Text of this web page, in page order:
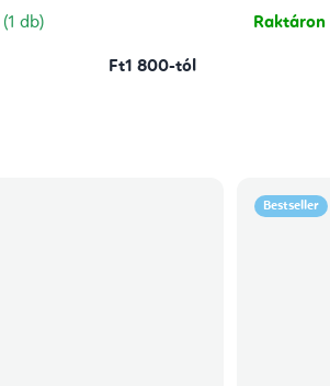
csillag.
(1 db)
Ft1 800-tól
Raktáron
Bestseller